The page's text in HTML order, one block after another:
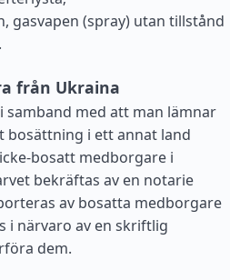
gasvapen (spray) utan tillstånd
från Ukraina
samband med att man lämnar
bosättning i ett annat land
bosatt medborgare i
bekräftas av en notarie
av bosatta medborgare
i närvaro av en skriftlig
dem.